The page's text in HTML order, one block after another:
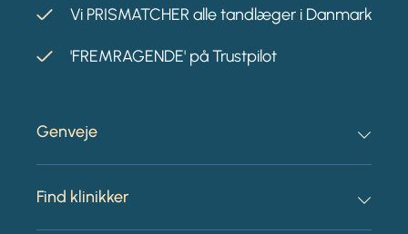
Vi PRISMATCHER alle tandlæger i Danmark
'FREMRAGENDE' på Trustpilot
Genveje
Find klinikker